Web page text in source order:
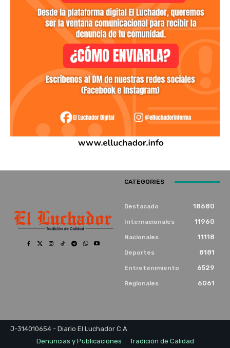
CATEGORIES
Destacado 18680
Internacionales 11960
Nacionales 11118
Deportes 8181
Entretenimiento 6529
Regionales 6061
J-314010654 - Diario El Luchador C.A
Denuncias y Publicaciones
Tradición de Calidad